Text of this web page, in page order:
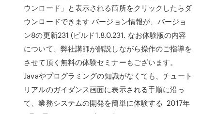
ウンロード」と表示される箇所をクリックしたらダ
ウンロードできます バージョン情報が、バージョ
ン8の更新231 (ビルド1.8.0.231. なお体験版の内容
について、弊社講師が解説しながら操作のご指導を
させて頂く無料の体験セミナーもございます。
Javaやプログラミングの知識がなくても、チュート
リアルのガイダンス画面に表示される手順に沿っ
て、業務システムの開発を簡単に体験する 2017年